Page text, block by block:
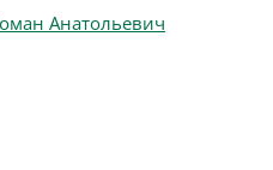
Анатольевич